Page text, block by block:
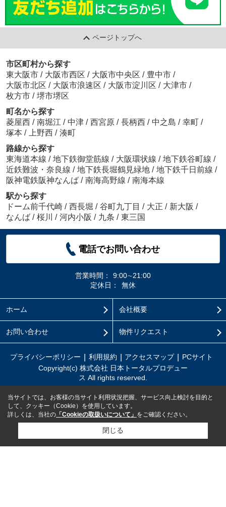
ページトップへ
市区町村から探す
東大阪市 / 大阪市西区 / 大阪市中央区 / 豊中市 /
大阪市北区 / 大阪市浪速区 / 大阪市淀川区 / 大津市 /
枚方市 / 堺市堺区
町名から探す
菱屋西 / 南堀江 / 中津 / 西宮原 / 長柄西 / 中之島 / 幸町 /
塚本 / 上野西 / 湊町
路線から探す
東海道本線 / 地下鉄御堂筋線 / 大阪環状線 / 地下鉄谷町線 /
近鉄難波・奈良線 / 地下鉄長堀鶴見緑地 / 地下鉄千日前線 /
阪神電鉄阪神なんば / 南海高野線 / 南海本線
駅から探す
ドーム前千代崎 / 西長堀 / 谷町九丁目 / 大正 / 新大阪 /
なんば / 桜川 / 河内小阪 / 九条 / 東三国
電話でお問い合わせ
営業時間：
9:00∼21:00
定休日：
無休
ホーム 会社概要
お問い合わせ 物件リクエスト
プライバシーポリシー 利用規約 アクセスマップ
PCサイト
Copyright(c) 株式会社 日本トータルプロデュー
ス All rights reserved.
当サイトでは、お客様の当サイト利用状況把握、サービス向上検討を目的と
して、クッキー（Cookie）を使用しています。
詳しくは、当社の 「Cookieの取扱いについて」 をご確認ください。
閉じる